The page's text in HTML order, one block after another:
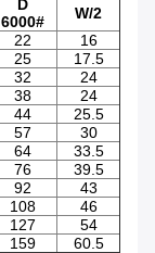
D
6000#
W/2
22
16
25
17.5
32
24
38
24
44
25.5
57
30
64
33.5
76
39.5
92
43
108
46
127
54
159
60.5